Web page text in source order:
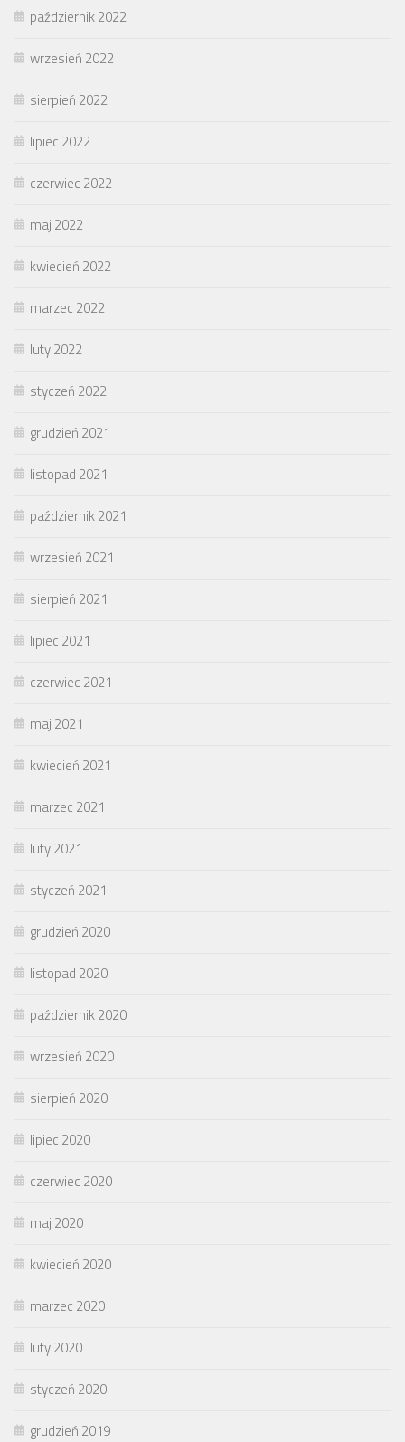
październik 2022
wrzesień 2022
sierpień 2022
lipiec 2022
czerwiec 2022
maj 2022
kwiecień 2022
marzec 2022
luty 2022
styczeń 2022
grudzień 2021
listopad 2021
październik 2021
wrzesień 2021
sierpień 2021
lipiec 2021
czerwiec 2021
maj 2021
kwiecień 2021
marzec 2021
luty 2021
styczeń 2021
grudzień 2020
listopad 2020
październik 2020
wrzesień 2020
sierpień 2020
lipiec 2020
czerwiec 2020
maj 2020
kwiecień 2020
marzec 2020
luty 2020
styczeń 2020
grudzień 2019